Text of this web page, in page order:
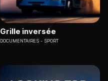
Grille inversée
DOCUMENTAIRES SPORT